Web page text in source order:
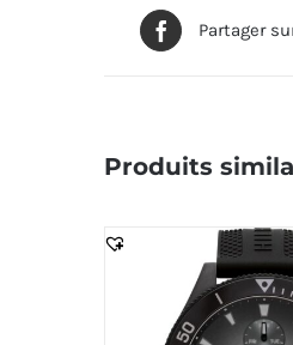
Partager
Produits